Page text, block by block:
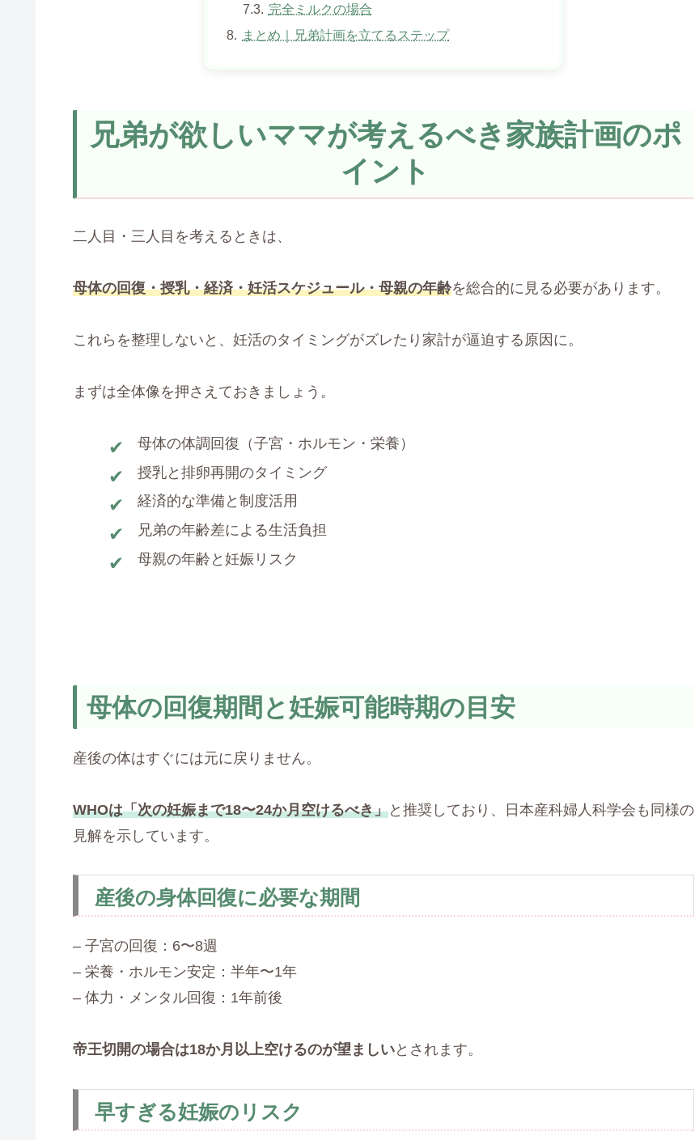
完全ミルクの場合
まとめ｜兄弟計画を立てるステップ
兄弟が欲しいママが考えるべき家族計画のポ
イント
二人目・三人目を考えるときは、
母体の回復・授乳・経済・妊活スケジュール・母親の年齢を総合的に見る必要があります。
これらを整理しないと、妊活のタイミングがズレたり家計が逼迫する原因に。
まずは全体像を押さえておきましょう。
母体の体調回復（子宮・ホルモン・栄養）
授乳と排卵再開のタイミング
経済的な準備と制度活用
兄弟の年齢差による生活負担
母親の年齢と妊娠リスク
母体の回復期間と妊娠可能時期の目安
産後の体はすぐには元に戻りません。
WHOは「次の妊娠まで18〜24か月空けるべき」と推奨しており、日本産科婦人科学会も同様の
見解を示しています。
産後の身体回復に必要な期間
– 子宮の回復：6〜8週
– 栄養・ホルモン安定：半年〜1年
– 体力・メンタル回復：1年前後
帝王切開の場合は18か月以上空けるのが望ましいとされます。
早すぎる妊娠のリスク